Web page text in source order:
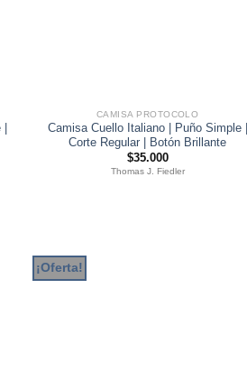
CAMISA PROTOCOLO
Camisa Cuello Italiano | Puño Simple |
Corte Regular | Botón Brillante
$35.000
Thomas J. Fiedler
¡Oferta!